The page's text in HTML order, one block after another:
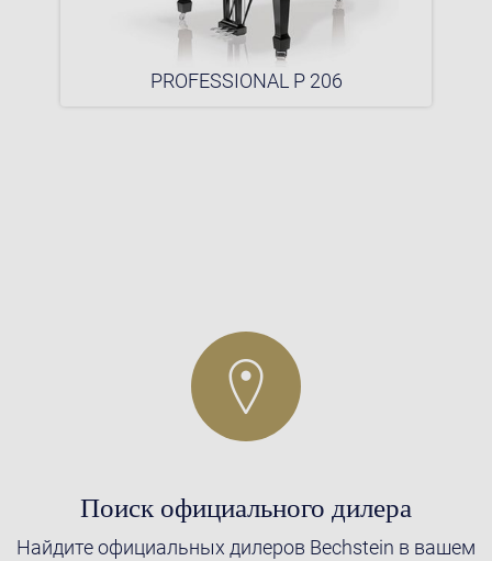
PROFESSIONAL P 206
Поиск официального дилера
Найдите официальных дилеров Bechstein в вашем